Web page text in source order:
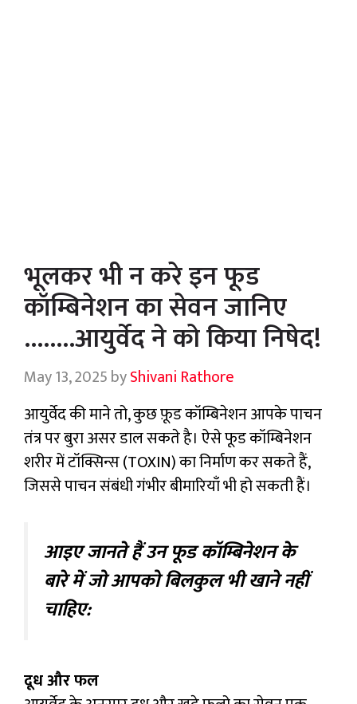
भूलकर भी न करे इन फूड
कॉम्बिनेशन का सेवन जानिए
……..आयुर्वेद ने को किया निषेद!
May 13, 2025byShivani Rathore
आयुर्वेद की माने तो, कुछ फ़ूड कॉम्बिनेशन आपके पाचन
तंत्र पर बुरा असर डाल सकते है। ऐसे फूड कॉम्बिनेशन
शरीर में टॉक्सिन्स (TOXIN) का निर्माण कर सकते हैं,
जिससे पाचन संबंधी गंभीर बीमारियाँ भी हो सकती हैं।
आइए जानते हैं उन फूड कॉम्बिनेशन के
बारे में जो आपको बिलकुल भी खाने नहीं
चाहिए:
दूध और फल